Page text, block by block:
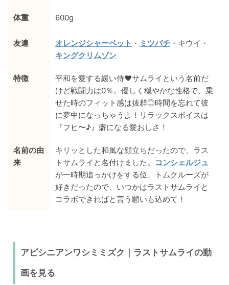
体重 600g
友達 オレンジシャーベット ・ ミツバチ ・キウイ・
キングクリムゾン
特徴
平和を愛する緩い侍♥サムライという名前だ
けど戦闘力は0％。優しく穏やかな性格で、乗
せた時のフィット感は抜群◎時間を忘れて彼
に夢中になっちゃうよ！リラックスボイスは
『フヒ〜♪』癖になる愛おしさ！
名前の由
来
キリッとした和風な顔立ちだったので、ラス
トサムライと名付けました。
コンシェルジュ
が一時期追っかけをする位、トムクルーズが
好きだったので、いつかはラストサムライと
コラボできればと言う願いも込めて！
アビシニアンワシミミズク｜ラストサムライの動
画を見る